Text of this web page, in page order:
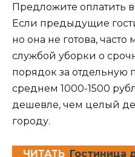
Предложите оплатить
Если предыдущие
но она не готова,
службой уборки о
порядок за отдельную
среднем 1000-1500
дешевле, чем целый
городу.
ЧИТАТЬ Гостиница